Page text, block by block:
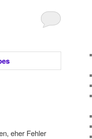
eher Fehler